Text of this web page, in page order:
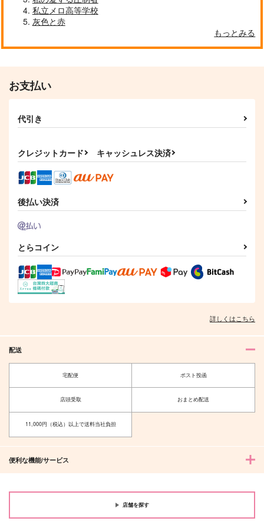
すくすくひよこくら
煉獄杏寿郎×竈門炭治郎
サンプル
作品詳細
みそ漬け
サンプル
私立メロ高等学校
灰色と赤
もっとみる
お支払い
代引き
クレジットカード キャッシュレス決済
後払い決済
とらコイン
詳しくはこちら
配送
宅配便 ポスト投函
店頭受取 おまとめ配送
11,000円（税込）以上で送料当社負担
便利な機能/サービス
店舗を探す